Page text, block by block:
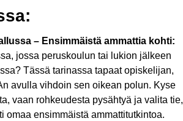
– Ensimmäistä ammattia kohti:
jossa peruskoulun tai lukion jälkeen
Tässä tarinassa tapaat opiskelijan,
avulla vihdoin sen oikean polun. Kyse
vaan rohkeudesta pysähtyä ja valita tie,
omaa ensimmäistä ammattitutkintoa.